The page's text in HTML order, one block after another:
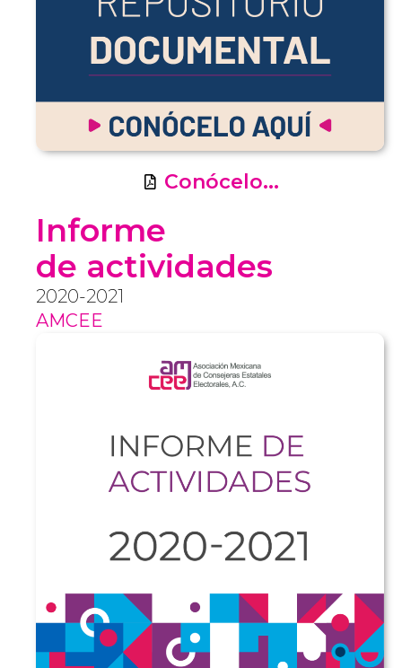
Conócelo...
Informe
de actividades
2020-2021
AMCEE